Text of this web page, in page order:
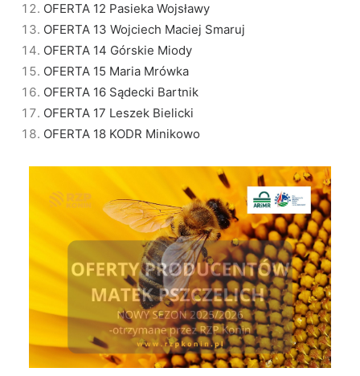
OFERTA 12 Pasieka Wojsławy
OFERTA 13 Wojciech Maciej Smaruj
OFERTA 14 Górskie Miody
OFERTA 15 Maria Mrówka
OFERTA 16 Sądecki Bartnik
OFERTA 17 Leszek Bielicki
OFERTA 18 KODR Minikowo